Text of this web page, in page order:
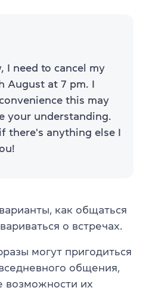
I need to cancel my
August at 7 pm. I
this may
your understanding.
there's anything else I
как общаться
о встречах.
могут пригодиться
общения,
возможности их